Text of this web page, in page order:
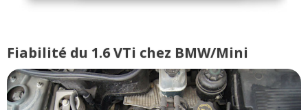
Fiabilité du 1.6 VTi chez BMW/Mini